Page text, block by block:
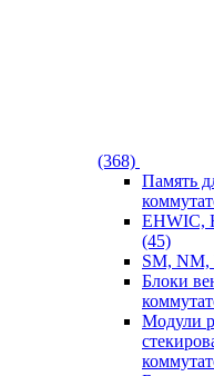
(368)
Память
EHWIC,
(45)
SM, NM,
Блоки
Модули